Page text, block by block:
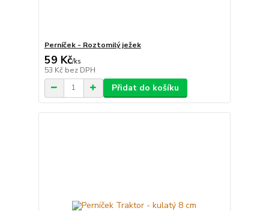
Perníček - Roztomilý ježek
59 Kč/ks
53 Kč bez DPH
Přidat do košíku